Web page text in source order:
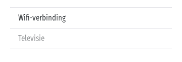
Wifi-verbinding
Televisie